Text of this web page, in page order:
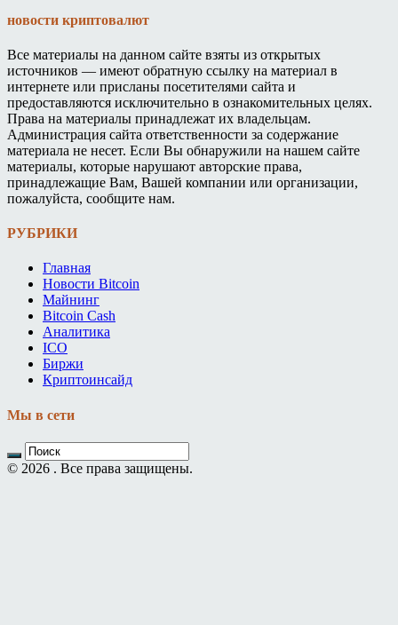
новости криптовалют
Все материалы на данном сайте взяты из открытых
источников — имеют обратную ссылку на материал в
интернете или присланы посетителями сайта и
предоставляются исключительно в ознакомительных целях.
Права на материалы принадлежат их владельцам.
Администрация сайта ответственности за содержание
материала не несет. Если Вы обнаружили на нашем сайте
материалы, которые нарушают авторские права,
принадлежащие Вам, Вашей компании или организации,
пожалуйста, сообщите нам.
РУБРИКИ
Главная
Новости Bitcoin
Майнинг
Bitcoin Cash
Аналитика
ICO
Биржи
Криптоинсайд
Мы в сети
© 2026 . Все права защищены.